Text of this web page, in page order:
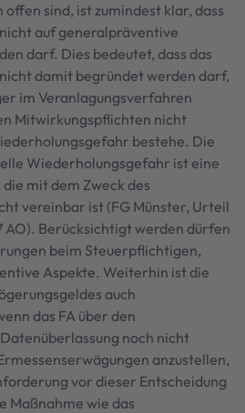
sind, ist zumindest klar, dass
auf generalpräventive
darf. Dies bedeutet, dass das
damit begründet werden darf,
im Veranlagungsverfahren
Mitwirkungspflichten nicht
bestehe. Die
Wiederholungsgefahr ist eine
mit dem Zweck des
vereinbar ist (FG Münster, Urteil
AO). Berücksichtigt werden dürfen
beim Steuerpflichtigen,
Aspekte. Weiterhin ist die
auch
das FA über den
noch nicht
anzustellen,
vor dieser Entscheidung
Maßnahme wie das